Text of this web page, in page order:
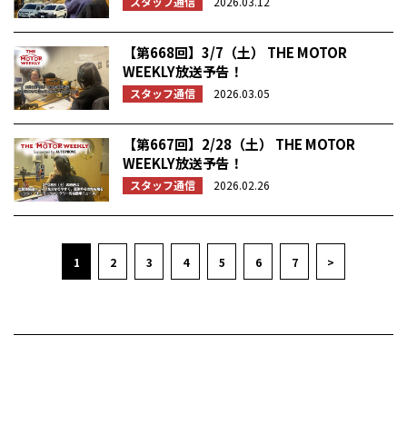
【第668回】3/7（土） THE MOTOR
WEEKLY放送予告！
スタッフ通信 2026.03.05
【第667回】2/28（土） THE MOTOR
WEEKLY放送予告！
スタッフ通信 2026.02.26
1 2 3 4 5 6 7 >